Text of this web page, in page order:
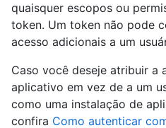
quaisquer escopos ou
token. Um token não pode
acesso adicionais a um
Caso você deseje atribuir a
aplicativo em vez de a um
como uma instalação de
confira Como autenticar